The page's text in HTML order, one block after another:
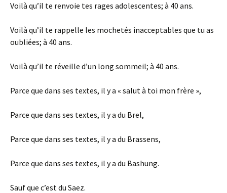
Voilà qu’il te renvoie tes rages adolescentes; à 40 ans.
Voilà qu’il te rappelle les mochetés inacceptables que tu as
oubliées; à 40 ans.
Voilà qu’il te réveille d’un long sommeil; à 40 ans.
Parce que dans ses textes, il y a « salut à toi mon frère »,
Parce que dans ses textes, il y a du Brel,
Parce que dans ses textes, il y a du Brassens,
Parce que dans ses textes, il y a du Bashung.
Sauf que c’est du Saez.